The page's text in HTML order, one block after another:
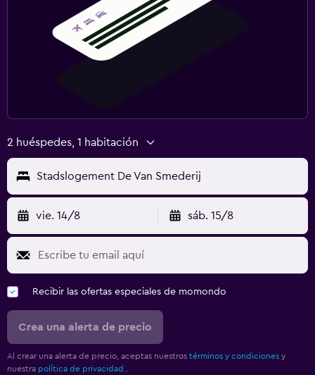
2 huéspedes, 1 habitación
Stadslogement De Van Smederij
vie. 14/8 sáb. 15/8
Recibir las ofertas especiales de momondo
Crea una alerta de precio
Al crear una alerta de precio, aceptas nuestros términos y condiciones y
nuestra política de privacidad.